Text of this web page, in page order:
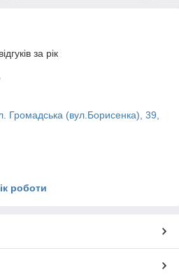
за рік
Громадська (вул.Борисенка), 39,
роботи